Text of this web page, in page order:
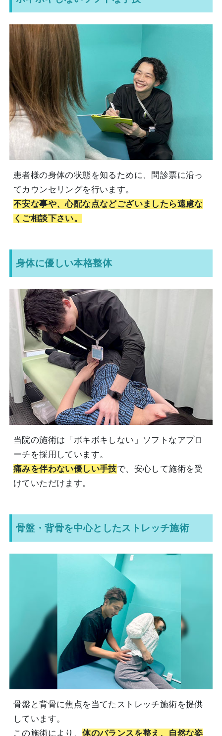
患者様の身体の状態を知るために、問診票に沿っ
てカウンセリングを行います。
不安な事や、心配な点などございましたら遠慮な
くご相談下さい。
身体に優しい本格整体
当院の施術は「ボキボキしない」ソフトなアプロ
ーチを採用しています。
痛みを伴わない優しい手技で、安心して施術を受
けていただけます。
骨盤・背骨を中心としたストレッチ施術
骨盤と背骨に焦点を当てたストレッチ施術を提供
しています。
この施術により、体のバランスを整え、自然な姿